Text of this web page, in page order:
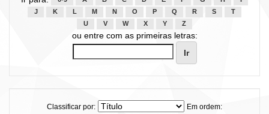
J
K L M N O P Q R S
T
U
V W X Y Z
ou entre com as primeiras letras:
Classificar por:
Em ordem: